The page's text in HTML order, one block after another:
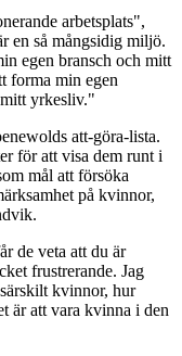
arbetsplats",
en så mångsidig miljö.
egen bransch och mitt
forma min egen
yrkesliv."
att-göra-lista.
för att visa dem runt i
mål att försöka
på kvinnor,
de veta att du är
frustrerande. Jag
kvinnor, hur
är att vara kvinna i den